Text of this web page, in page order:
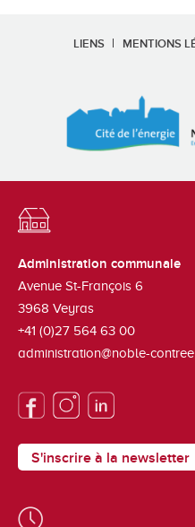
LIENS MENTIONS
Administration communale
Avenue St-François 6
3968 Veyras
+41 (0)27 564 63 00
administration@noble-
S'inscrire à la newsletter